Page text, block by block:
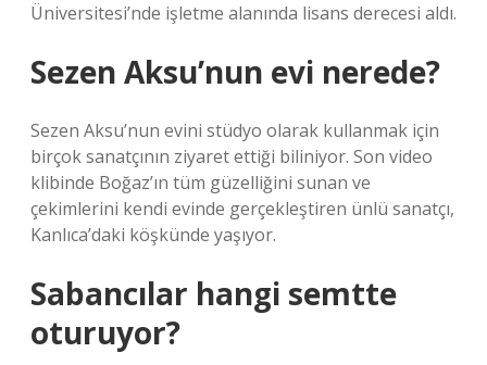
Üniversitesi’nde işletme alanında lisans derecesi aldı.
Sezen Aksu’nun evi nerede?
Sezen Aksu’nun evini stüdyo olarak kullanmak için
birçok sanatçının ziyaret ettiği biliniyor. Son video
klibinde Boğaz’ın tüm güzelliğini sunan ve
çekimlerini kendi evinde gerçekleştiren ünlü sanatçı,
Kanlıca’daki köşkünde yaşıyor.
Sabancılar hangi semtte
oturuyor?